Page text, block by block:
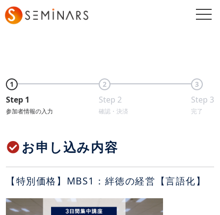
1
Step 1
参加者情報の入力
2
Step 2
確認・決済
3
Step 3
完了
お申し込み内容
【特別価格】MBS1：絆徳の経営【言語化】